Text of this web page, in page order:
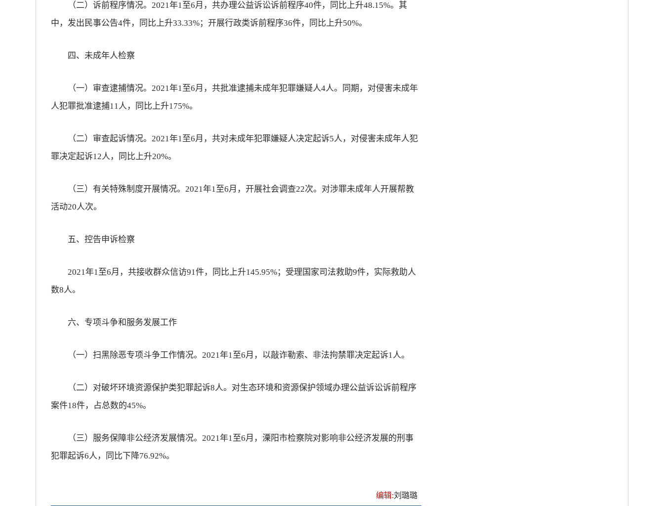
（二）诉前程序情况。2021年1至6月，共办理公益诉讼诉前程序40件，同比上升48.15%。其
中，发出民事公告4件，同比上升33.33%；开展行政类诉前程序36件，同比上升50%。
四、未成年人检察
（一）审查逮捕情况。2021年1至6月，共批准逮捕未成年犯罪嫌疑人4人。同期，对侵害未成年
人犯罪批准逮捕11人，同比上升175%。
（二）审查起诉情况。2021年1至6月，共对未成年犯罪嫌疑人决定起诉5人，对侵害未成年人犯
罪决定起诉12人，同比上升20%。
（三）有关特殊制度开展情况。2021年1至6月，开展社会调查22次。对涉罪未成年人开展帮教
活动20人次。
五、控告申诉检察
2021年1至6月，共接收群众信访91件，同比上升145.95%；受理国家司法救助9件，实际救助人
数8人。
六、专项斗争和服务发展工作
（一）扫黑除恶专项斗争工作情况。2021年1至6月，以敲诈勒索、非法拘禁罪决定起诉1人。
（二）对破坏环境资源保护类犯罪起诉8人。对生态环境和资源保护领域办理公益诉讼诉前程序
案件18件，占总数的45%。
（三）服务保障非公经济发展情况。2021年1至6月，溧阳市检察院对影响非公经济发展的刑事
犯罪起诉6人，同比下降76.92%。
编辑:刘璐璐